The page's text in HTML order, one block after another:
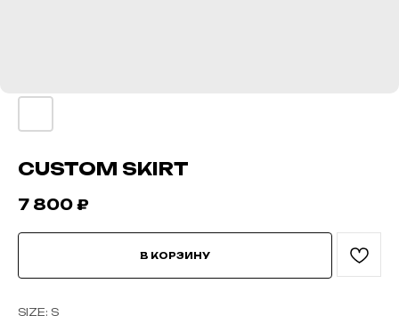
CUSTOM SKIRT
7 800 ₽
В КОРЗИНУ
SIZE: S